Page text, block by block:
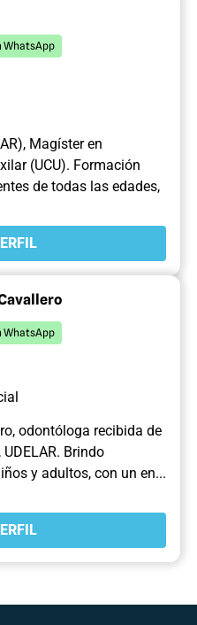
WhatsApp
Magíster en
(UCU). Formación
de todas las edades,
WhatsApp
odontóloga recibida de
Brindo
y adultos, con un en...